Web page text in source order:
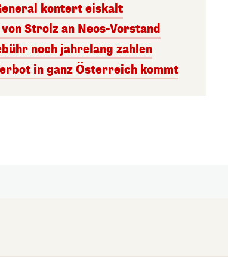
kontert eiskalt
Strolz an Neos-Vorstand
noch jahrelang zahlen
in ganz Österreich kommt